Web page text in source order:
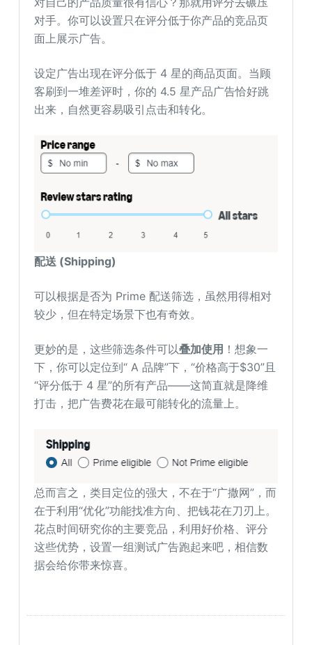
对手。你可以设置只在评分低于你产品的竞品页
面上展示广告。
设定广告出现在评分低于 4 星的商品页面。当顾
客刷到一堆差评时，你的 4.5 星产品广告恰好跳
出来，自然更容易吸引点击和转化。
配送 (Shipping)
可以根据是否为 Prime 配送筛选，虽然用得相对
较少，但在特定场景下也有奇效。
更妙的是，这些筛选条件可以叠加使用 ！想象一
下，你可以定位到“ A 品牌”下，“价格高于$30”且
“评分低于 4 星”的所有产品——这简直就是降维
打击，把广告费花在最可能转化的流量上。
总而言之，类目定位的强大，不在于“广撒网”，而
在于利用“优化”功能找准方向、把钱花在刀刃上。
花点时间研究你的主要竞品，利用好价格、评分
这些优势，设置一组测试广告跑起来吧，相信数
据会给你带来惊喜。